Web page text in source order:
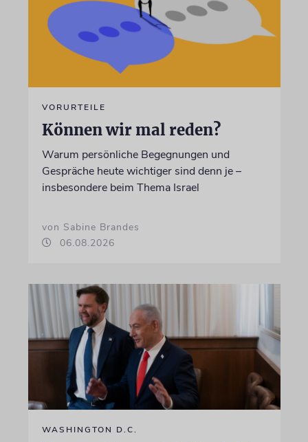
VORURTEILE
Können wir mal reden?
Warum persönliche Begegnungen und
Gespräche heute wichtiger sind denn je –
insbesondere beim Thema Israel
von Sabine Brandes
06.08.2026
WASHINGTON D.C.